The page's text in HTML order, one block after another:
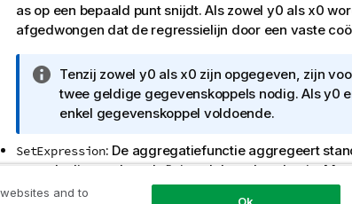
as op een bepaald punt snijdt. Als zowel y0 als x0
afgedwongen dat de regressielijn door een vaste
I
n
f
r
a
Tenzij zowel y0 als x0 zijn opgegeven, zijn
twee geldige gegevenskoppels nodig. Alsy0
enkel gegevenskoppel voldoende.
SetExpression: De aggregatiefunctie aggregeert
records die wordt gedefinieerd door de selectie.
een alternatieve set records definiëren.
and to